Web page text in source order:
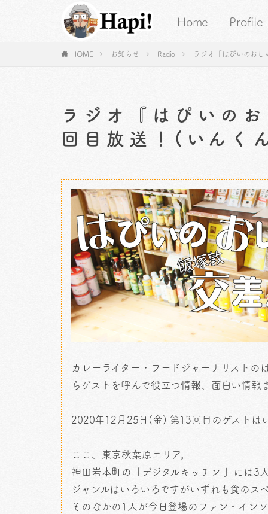
Home Profile
HOME お知らせ Radio ラジオ『はぴいのお
ラジオ『はぴいの
回目放送！(いんく
カレーライター・フードジャーナリスト
らゲストを呼んで役立つ情報、面白い情報
2020年12月25日(金) 第13回目のゲストは
ここ、東京秋葉原エリア。
神田岩本町の「デジタルキッチン 」には3
ジャンルはいろいろですがいずれも食のス
そのなかの1人が今日登場のファン・イン